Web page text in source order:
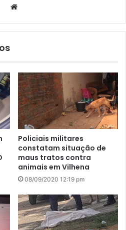
te
Policiais militares
constatam situação de
maus tratos contra
animais em Vilhena
08/09/2020 12:19 pm